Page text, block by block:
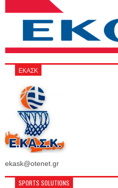
ΕΚΑΣΚ
ekask@otenet.gr
SPORTS SOLUTIONS